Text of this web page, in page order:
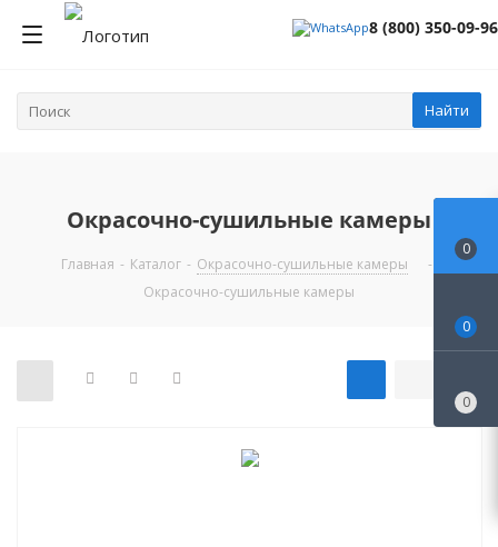
8 (800) 350-09-96
Найти
Окрасочно-сушильные камеры
Главная - Каталог - Окрасочно-сушильные камеры
-
Окрасочно-сушильные камеры
0
0
0